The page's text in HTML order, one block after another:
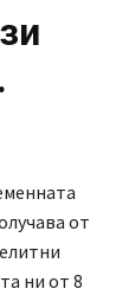
от
ни от 8